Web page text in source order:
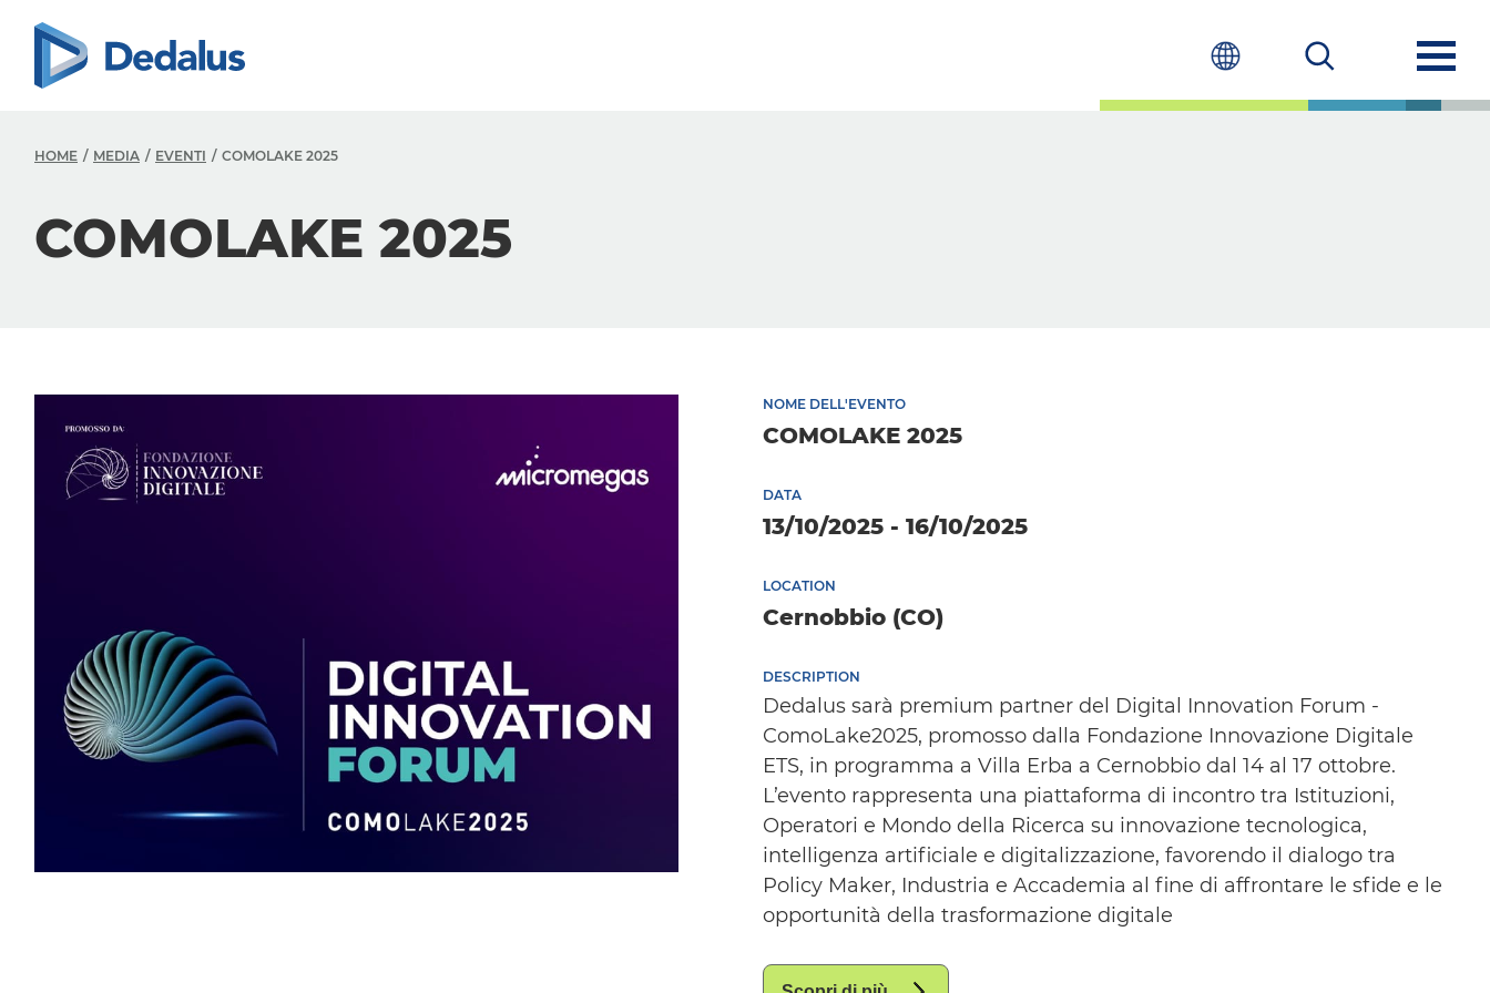
HOME MEDIA EVENTI COMOLAKE 2025
COMOLAKE 2025
NOME DELL'EVENTO
COMOLAKE 2025
DATA
13/10/2025 - 16/10/2025
LOCATION
Cernobbio (CO)
DESCRIPTION
Dedalus sarà premium partner del Digital Innovation Forum -
ComoLake2025, promosso dalla Fondazione Innovazione Digitale
ETS, in programma a Villa Erba a Cernobbio dal 14 al 17 ottobre.
L’evento rappresenta una piattaforma di incontro tra Istituzioni,
Operatori e Mondo della Ricerca su innovazione tecnologica,
intelligenza artificiale e digitalizzazione, favorendo il dialogo tra
Policy Maker, Industria e Accademia al fine di affrontare le sfide e le
opportunità della trasformazione digitale